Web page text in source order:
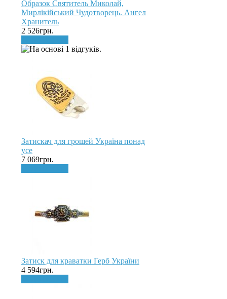
Образок Святитель Миколай,
Мирлікійський Чудотворець. Ангел
Хранитель
2 526грн.
Затискач для грошей Україна понад
усе
7 069грн.
Затиск для краватки Герб України
4 594грн.